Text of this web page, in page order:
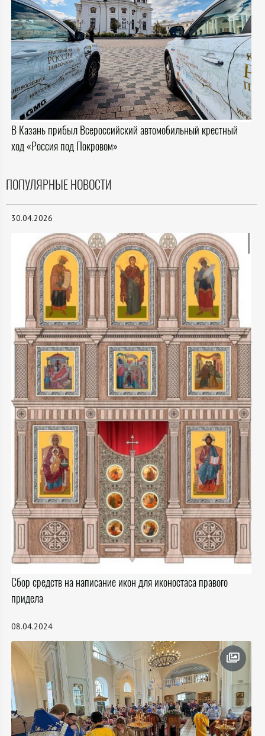
В Казань прибыл Всероссийский автомобильный крестный
ход «Россия под Покровом»
ПОПУЛЯРНЫЕ НОВОСТИ
30.04.2026
Сбор средств на написание икон для иконостаса правого
придела
08.04.2024